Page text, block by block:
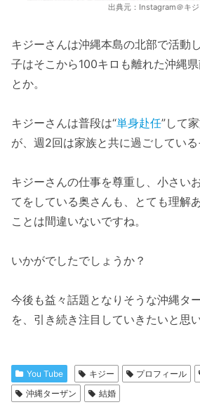
出典元：Instagram＠キジ
キジーさんは沖縄本島の北部で活動
子はそこから100キロも離れた沖縄
とか。
キジーさんは普段は“単身赴任”して
が、週2回は家族と共に過ごしている
キジーさんの仕事を尊重し、小さい
てをしている奥さんも、とても理解
ことは間違いないですね。
いかがでしたでしょうか？
今後も益々話題となりそうな沖縄タ
を、引き続き注目していきたいと思い
You Tube キジー プロフィール
沖縄ターザン
結婚